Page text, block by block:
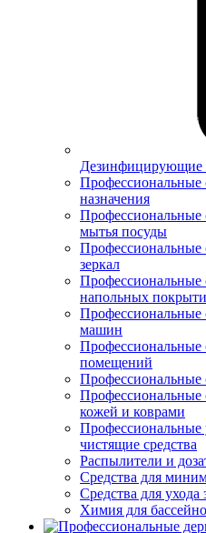
Дезинфицирующие
Профессиональные
назначения
Профессиональные
мытья посуды
Профессиональные
зеркал
Профессиональные
напольных
Профессиональные
машин
Профессиональные
помещений
Профессиональные
Профессиональные
кожей и коврами
чистящие средства
Распылители и
Средства для
Средства для ухода
Химия для